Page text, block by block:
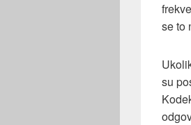
se to
su